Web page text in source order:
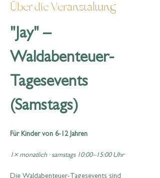
Über die Veranstaltung
"Jay" –
Waldabenteuer-
Tagesevents
(Samstags)
Für Kinder von 6-12 Jahren
1× monatlich · samstags 10:00–15:00 Uhr
Die Waldabenteuer-Tagesevents sind